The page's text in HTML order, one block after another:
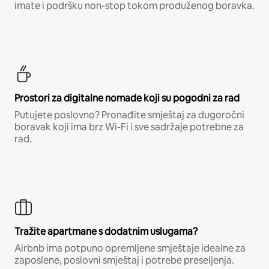
imate i podršku non-stop tokom produženog boravka.
Prostori za digitalne nomade koji su pogodni za rad
Putujete poslovno? Pronađite smještaj za dugoročni
boravak koji ima brz Wi-Fi i sve sadržaje potrebne za
rad.
Tražite apartmane s dodatnim uslugama?
Airbnb ima potpuno opremljene smještaje idealne za
zaposlene, poslovni smještaj i potrebe preseljenja.